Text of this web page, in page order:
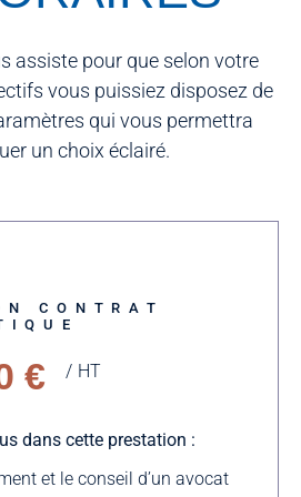
assiste pour que selon votre
vous puissiez disposez de
qui vous permettra
un choix éclairé.
CONTRAT
€ HT
dans cette prestation :
et le conseil d’un avocat